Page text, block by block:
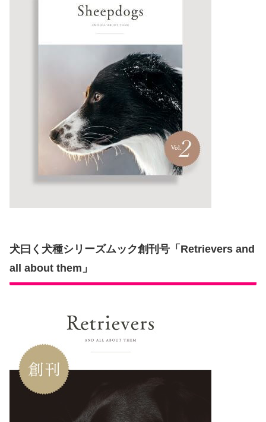
犬曰く犬種シリーズムック創刊号「Retrievers and
all about them」